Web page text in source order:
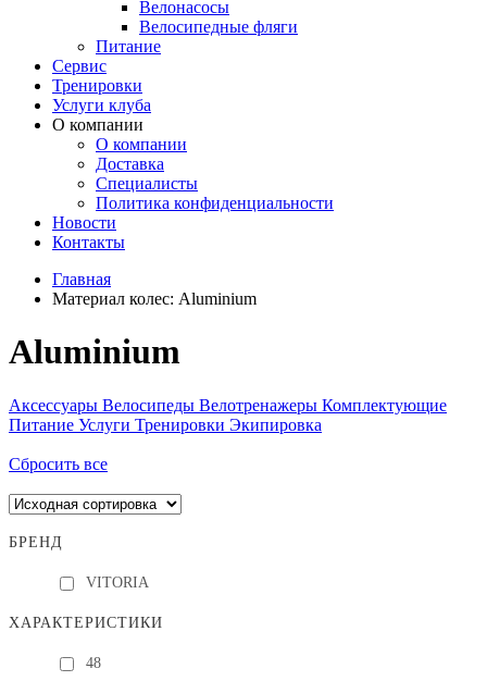
Велонасосы
Велосипедные фляги
Питание
Сервис
Тренировки
Услуги клуба
О компании
О компании
Доставка
Специалисты
Политика конфиденциальности
Новости
Контакты
Главная
Материал колес: Aluminium
Aluminium
Аксессуары Велосипеды Велотренажеры Комплектующие
Питание Услуги Тренировки Экипировка
Сбросить все
БРЕНД
VITORIA
ХАРАКТЕРИСТИКИ
48